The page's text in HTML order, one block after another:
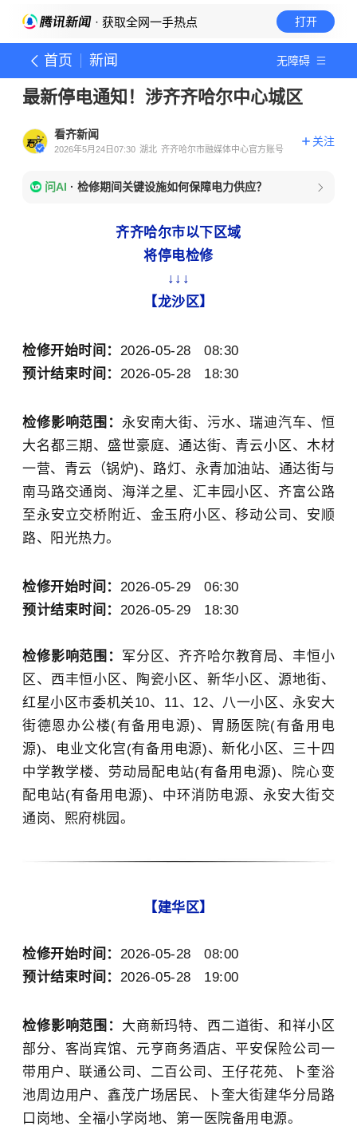
· 获取全网一手热点 打开
首页 新闻 无障碍
最新停电通知！涉齐齐哈尔中心城区
看齐新闻
2026年5月24日07:30 湖北 齐齐哈尔市融媒体中心官方账号
关注
问AI · 检修期间关键设施如何保障电力供应？
齐齐哈尔市以下区域
将停电检修
↓ ↓ ↓
【龙沙区】
检修开始时间： 2026-05-28 08:30
预计结束时间： 2026-05-28 18:30
检修影响范围： 永安南大街、污水、瑞迪汽车、恒
大名都三期、盛世豪庭、通达街、青云小区、木材
一营、青云（锅炉)、路灯、永青加油站、通达街与
南马路交通岗、海洋之星、汇丰园小区、 齐富公路
至永安立交桥附近、金玉府小区、移动公司、 安顺
路、阳光热力。
检修开始时间： 2026-05-29 06:30
预计结束时间： 2026-05-29 18:30
检修影响范围： 军分区、齐齐哈尔教育局、丰恒小
区、西丰恒小区、陶瓷小区、新华小区、源地街、
红星小区市委机关10、11、12、八一小区、 永安大
街德恩办公楼(有备用电源)、胃肠医院(有备用电
源)、电业文化宫(有备用电源)、新化小区、三十四
中学教学楼、劳动局配电站(有备用电源)、院心变
配电站(有备用电源)、中环消防电源、永安大街交
通岗、熙府桃园。
【建华区】
检修开始时间： 2026-05-28 08:00
预计结束时间： 2026-05-28 19:00
检修影响范围： 大商新玛特、西二道街、和祥小区
部分、客尚宾馆、元亨商务酒店、平安保险公司一
带用户、联通公司、二百公司、王仔花苑、卜奎浴
池周边用户、鑫茂广场居民、卜奎大街建华分局路
口岗地、全福小学岗地、 第一医院备用电源。